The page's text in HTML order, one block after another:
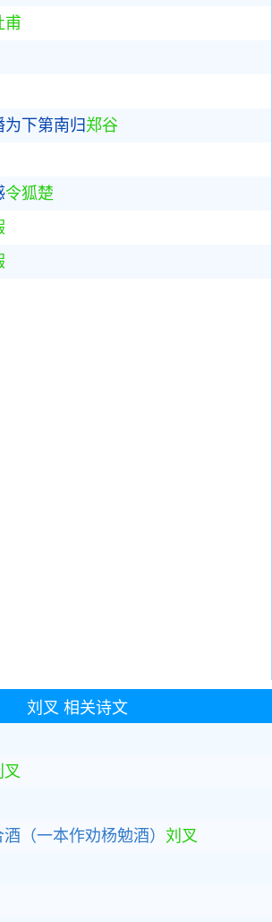
甫
下第南归 郑谷
令狐楚
刘叉 相关诗文
叉
（一本作劝杨勉酒） 刘叉